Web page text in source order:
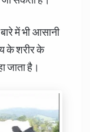
में भी आसानी
के शरीर के
है।